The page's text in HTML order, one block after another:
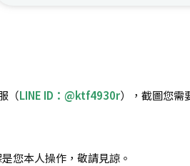
（LINE ID：@ktf4930r），截圖您需
您本人操作，敬請見諒。